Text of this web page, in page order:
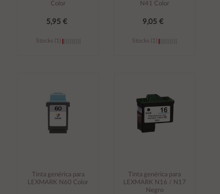
Color
5,95 €
Stocks (1)
N41 Color
9,05 €
Stocks (1)
Tinta genérica para
LEXMARK N60 Color
Tinta genérica para
LEXMARK N16 / N17
Negro